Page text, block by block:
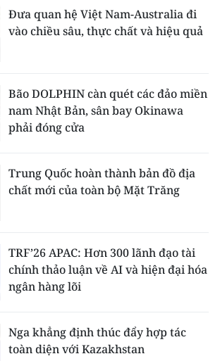
núi phía Bắc
Hồng
Trung Bộ và Tây
Cửu Long
Đưa quan hệ Việt Nam-Australia đi
vào chiều sâu, thực chất và hiệu quả
Bão DOLPHIN càn quét các đảo miền
nam Nhật Bản, sân bay Okinawa
phải đóng cửa
Trung Quốc hoàn thành bản đồ địa
chất mới của toàn bộ Mặt Trăng
TRF’26 APAC: Hơn 300 lãnh đạo tài
chính thảo luận về AI và hiện đại hóa
ngân hàng lõi
Nga khẳng định thúc đẩy hợp tác
toàn diện với Kazakhstan